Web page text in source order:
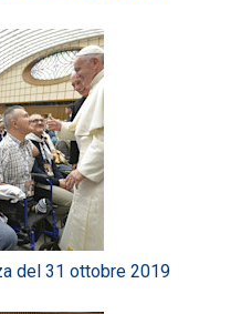
del 31 ottobre 2019